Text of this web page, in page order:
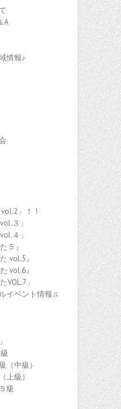
A
情報♪
」！！
３」
４」
５』
vol.5』
vol.6』
VOL.7」
イベント情報♫
中級）
級）
級